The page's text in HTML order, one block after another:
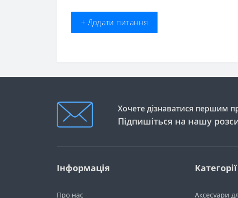
+ Додати питання
Хочете дізнаватися першим
Підпишіться на нашу
Інформація
Про нас
Категорії
Аксесуари